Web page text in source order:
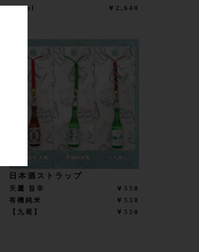
720ml ￥2,640
日本酒ストラップ
天鷹 旨辛
￥550
有機純米
￥550
【九尾】
￥550